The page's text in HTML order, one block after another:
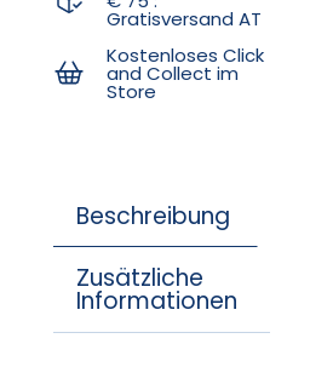
Gratisversand AT
Kostenloses Click
and Collect im
Store
Beschreibung
Zusätzliche
Informationen